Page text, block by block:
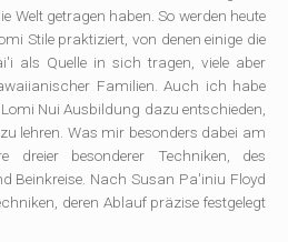
Welt getragen haben. So werden heute
Stile praktiziert, von denen einige die
als Quelle in sich tragen, viele aber
Familien. Auch ich habe
Nui Ausbildung dazu entschieden,
lehren. Was mir besonders dabei am
dreier besonderer Techniken, des
Beinkreise. Nach Susan Pa'iniu Floyd
deren Ablauf präzise festgelegt